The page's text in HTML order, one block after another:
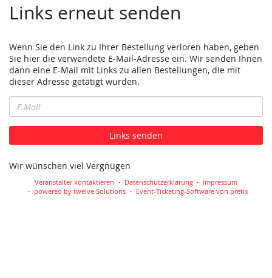
Links erneut senden
Wenn Sie den Link zu Ihrer Bestellung verloren haben, geben
Sie hier die verwendete E-Mail-Adresse ein. Wir senden Ihnen
dann eine E-Mail mit Links zu allen Bestellungen, die mit
dieser Adresse getätigt wurden.
Mail
Links senden
Wir wünschen viel Vergnügen
Veranstalter kontaktieren Datenschutzerklärung
Impressum
powered by twelve Solutions
Event-Ticketing-Software von pretix